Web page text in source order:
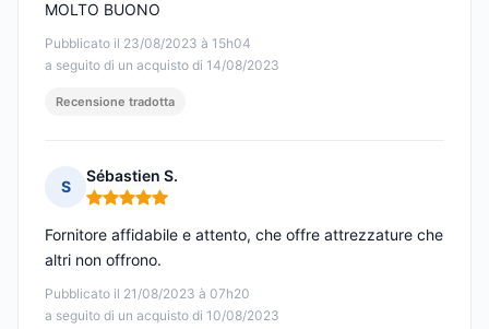
Pubblicato il 23/08/2023 à 15h04
a seguito di un acquisto di 14/08/2023
MOLTO BUONO
Recensione tradotta
S
Sébastien S.
Nota: 5 su 5
Pubblicato il 21/08/2023 à 07h20
a seguito di un acquisto di 10/08/2023
Fornitore affidabile e attento, che offre attrezzature che
altri non offrono.